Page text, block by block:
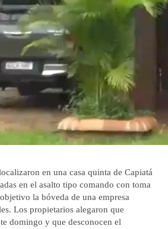
en una casa quinta de Capiatá
en el asalto tipo comando con toma
la bóveda de una empresa
Los propietarios alegaron que
domingo y que desconocen el